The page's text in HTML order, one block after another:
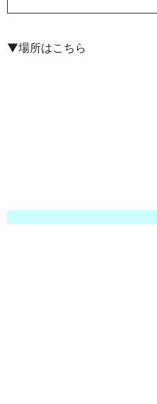
▼場所はこちら